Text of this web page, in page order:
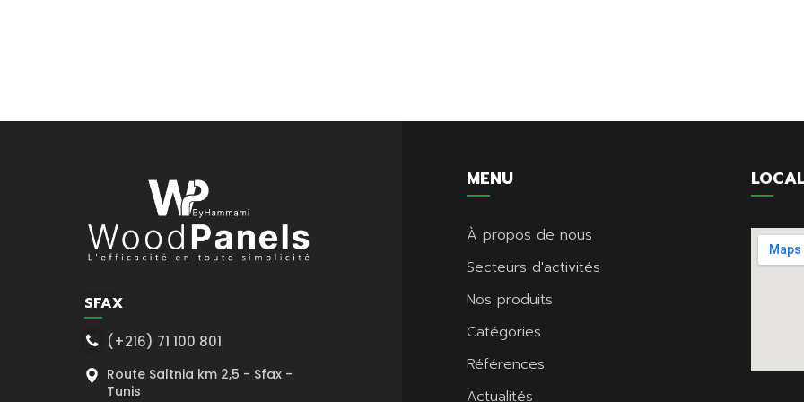
SFAX
(+216) 71 100 801
Route Saltnia km 2,5 - Sfax -
Tunis
MENU
À propos de nous
Secteurs d'activités
Nos produits
Catégories
Références
Actualités